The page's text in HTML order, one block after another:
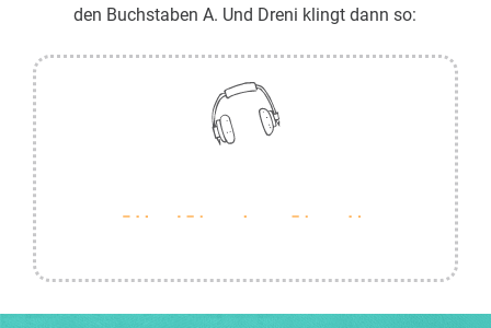
den Buchstaben A. Und Dreni klingt dann so: